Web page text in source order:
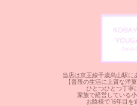
当店は京王線千歳烏山駅に
【普段の生活に上質な洋
ひとつひとつ丁寧
家族で経営している
お陰様で15年目を